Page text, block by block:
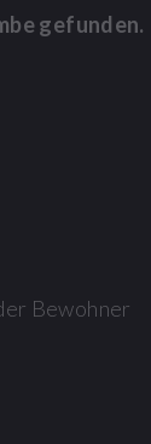
gefunden.
Bewohner